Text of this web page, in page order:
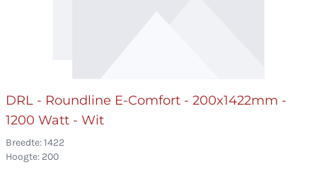
DRL - Roundline E-Comfort - 200x1422mm -
1200 Watt - Wit
Breedte: 1422
Hoogte: 200